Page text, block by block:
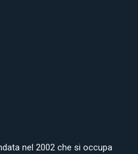
nel 2002 che si occupa